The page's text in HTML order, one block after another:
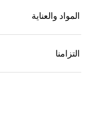
المواد والعناية
التزامنا